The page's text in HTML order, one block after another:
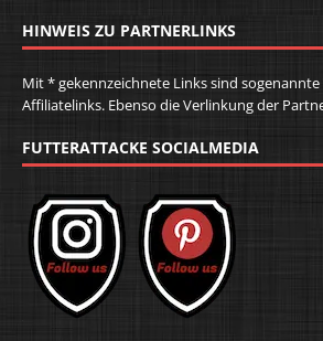
HINWEIS ZU PARTNERLINKS
Mit * gekennzeichnete Links sind
Affiliatelinks. Ebenso die Verlinkung der
FUTTERATTACKE SOCIALMEDIA